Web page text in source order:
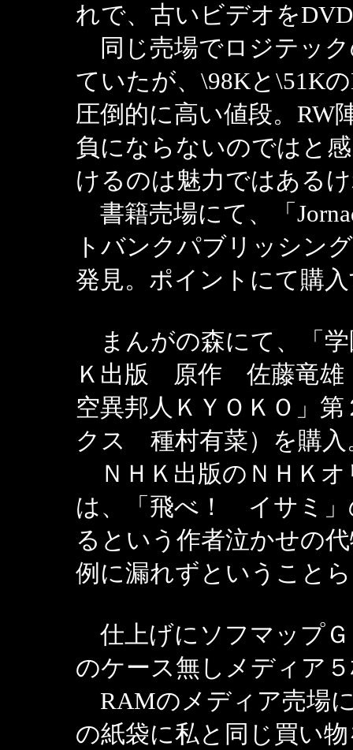
れで、古いビデオを
同じ売場でロジテック
ていたが、\98Kと\51K
圧倒的に高い値段。RW
負にならないのではと
けるのは魅力ではある
書籍売場にて、「
トバンクパブリッシン
発見。ポイントにて購
まんがの森にて、「学
Ｋ出版 原作 佐藤竜
空異邦人ＫＹＯＫＯ」
クス 種村有菜）を購入
ＮＨＫ出版のＮＨＫ
は、「飛べ！ イサミ」
るという作者泣かせの
例に漏れずということ
仕上げにソフマップ
のケース無しメディア
RAMのメディア売場
の紙袋に私と同じ買い